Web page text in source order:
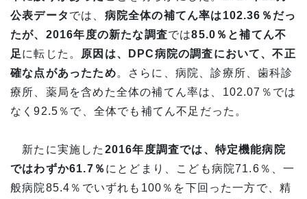
公表データ では、 病院全体の補てん率は102.36％だっ
たが、2016年度の新たな調査では85.0％と補てん不
足に転じた。
原因は、DPC病院の調査において、不正
確な点があったため。さらに、病院、診療所、歯科診
療所、薬局を含めた全体の補てん率は、102.07％では
なく92.5％で、全体でも補てん不足だった。
新たに実施した 2016年度調査では、特定機能病院
ではわずか61.7％ にとどまり、こども病院71.6％、一
般病院85.4％でいずれも100％を下回った一方で、精